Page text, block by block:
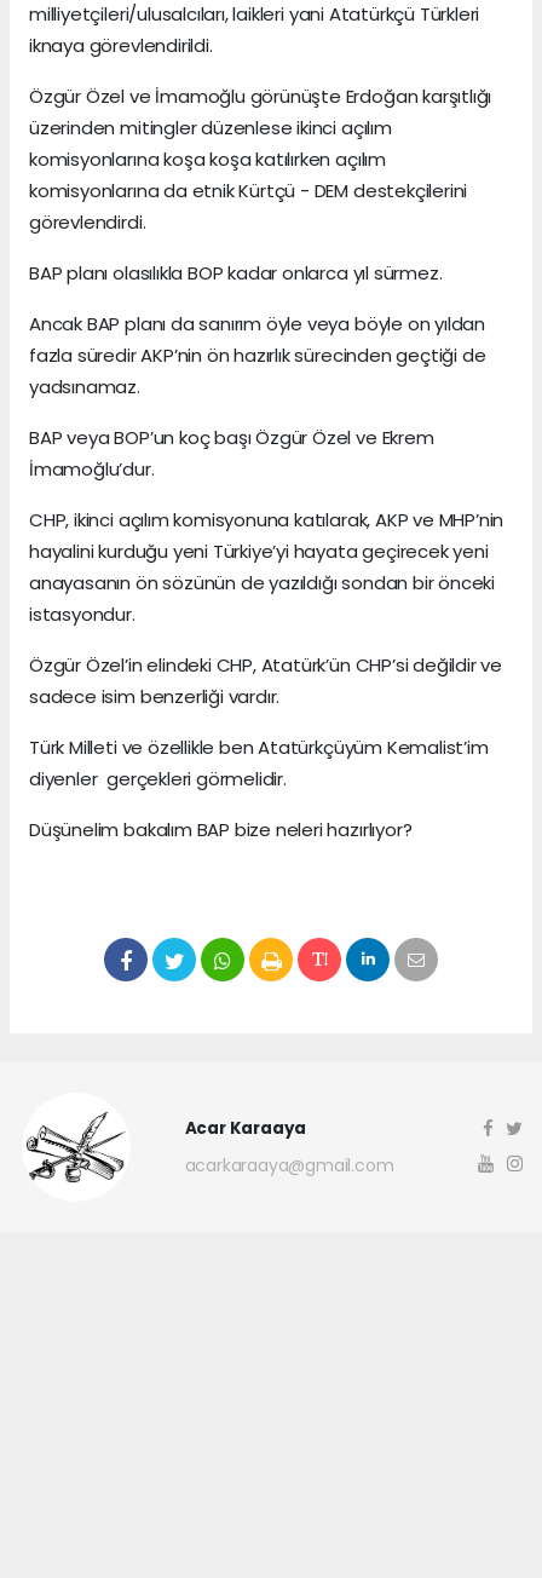
milliyetçileri/ulusalcıları, laikleri yani Atatürkçü Türkleri
iknaya görevlendirildi.
Özgür Özel ve İmamoğlu görünüşte Erdoğan karşıtlığı
üzerinden mitingler düzenlese ikinci açılım
komisyonlarına koşa koşa katılırken açılım
komisyonlarına da etnik Kürtçü - DEM destekçilerini
görevlendirdi.
BAP planı olasılıkla BOP kadar onlarca yıl sürmez.
Ancak BAP planı da sanırım öyle veya böyle on yıldan
fazla süredir AKP’nin ön hazırlık sürecinden geçtiği de
yadsınamaz.
BAP veya BOP’un koç başı Özgür Özel ve Ekrem
İmamoğlu’dur.
CHP, ikinci açılım komisyonuna katılarak, AKP ve MHP’nin
hayalini kurduğu yeni Türkiye’yi hayata geçirecek yeni
anayasanın ön sözünün de yazıldığı sondan bir önceki
istasyondur.
Özgür Özel’in elindeki CHP, Atatürk’ün CHP’si değildir ve
sadece isim benzerliği vardır.
Türk Milleti ve özellikle ben Atatürkçüyüm Kemalist’im
diyenler gerçekleri görmelidir.
Düşünelim bakalım BAP bize neleri hazırlıyor?
Acar Karaaya
acarkaraaya@gmail.com